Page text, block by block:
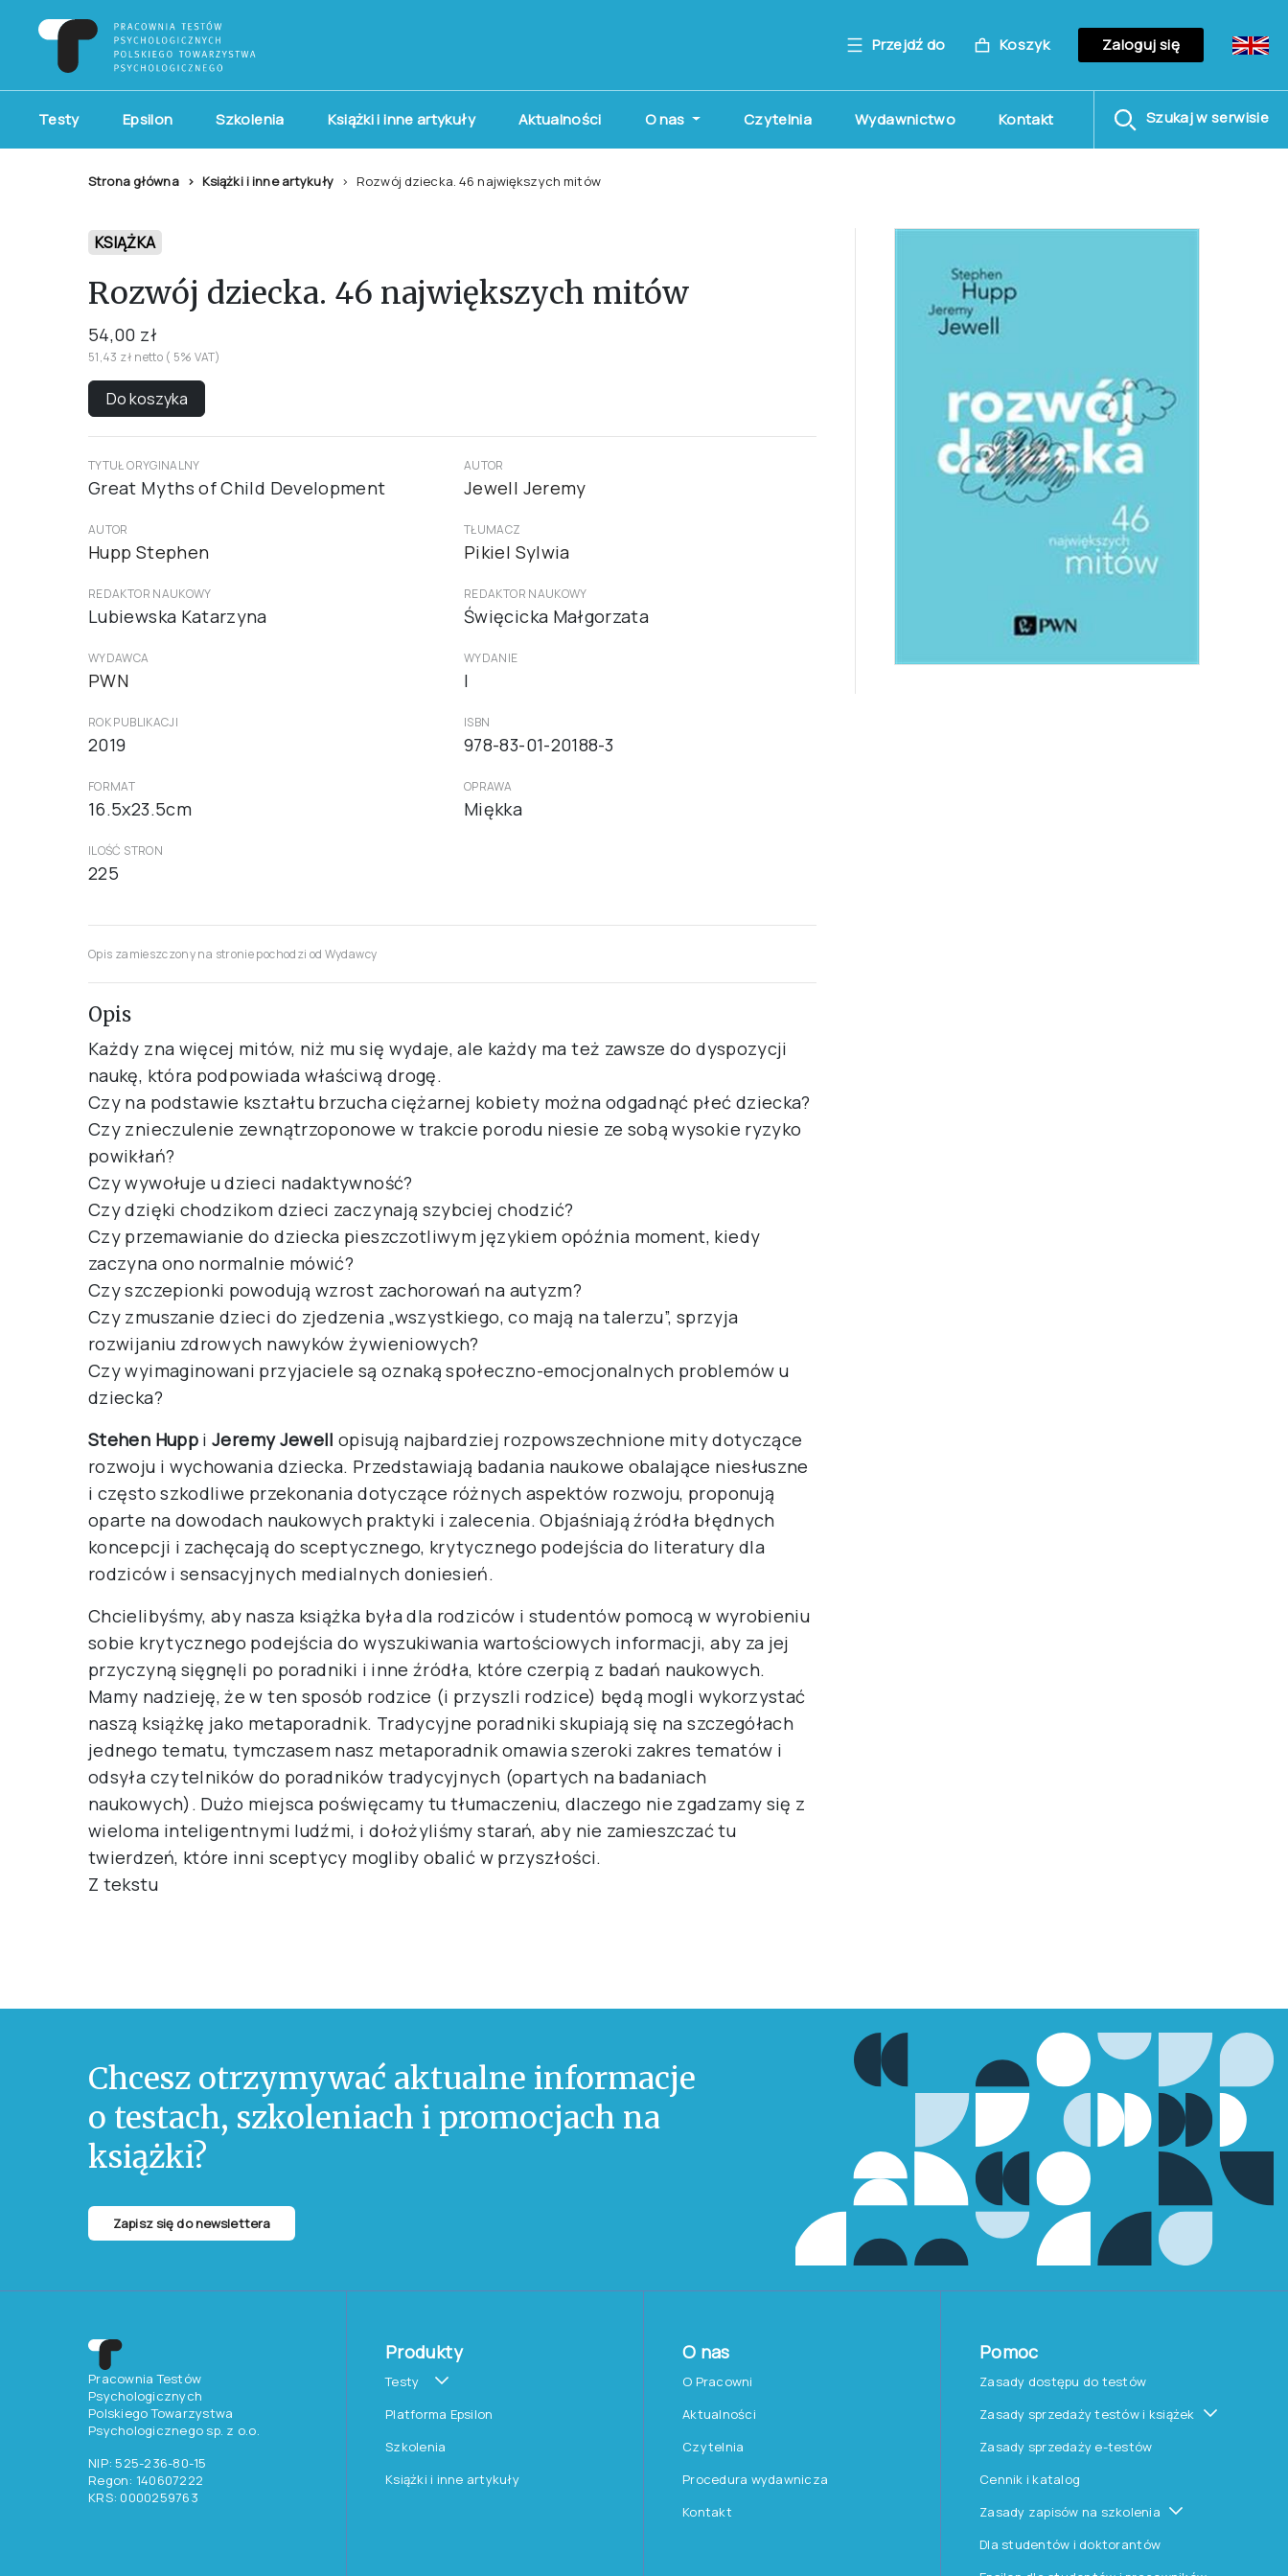
Przejdź do Koszyk Zaloguj się
Testy Epsilon Szkolenia Książki i inne artykuły Aktualności O nas Czytelnia Wydawnictwo Kontakt Szukaj w serwisie
Strona główna Książki i inne artykuły Rozwój dziecka. 46 największych mitów
KSIĄŻKA
Rozwój dziecka. 46 największych mitów
54,00 zł
51,43 zł netto ( 5% VAT)
Do koszyka
TYTUŁ ORYGINALNY
Great Myths of Child Development
AUTOR
Jewell Jeremy
AUTOR
Hupp Stephen
TŁUMACZ
Pikiel Sylwia
REDAKTOR NAUKOWY
Lubiewska Katarzyna
REDAKTOR NAUKOWY
Święcicka Małgorzata
WYDAWCA
PWN
WYDANIE
I
ROK PUBLIKACJI
2019
ISBN
978-83-01-20188-3
FORMAT
16.5x23.5cm
OPRAWA
Miękka
ILOŚĆ STRON
225
Opis zamieszczony na stronie pochodzi od Wydawcy
Opis
Każdy zna więcej mitów, niż mu się wydaje, ale każdy ma też zawsze do dyspozycji
naukę, która podpowiada właściwą drogę.
Czy na podstawie kształtu brzucha ciężarnej kobiety można odgadnąć płeć dziecka?
Czy znieczulenie zewnątrzoponowe w trakcie porodu niesie ze sobą wysokie ryzyko
powikłań?
Czy wywołuje u dzieci nadaktywność?
Czy dzięki chodzikom dzieci zaczynają szybciej chodzić?
Czy przemawianie do dziecka pieszczotliwym językiem opóźnia moment, kiedy
zaczyna ono normalnie mówić?
Czy szczepionki powodują wzrost zachorowań na autyzm?
Czy zmuszanie dzieci do zjedzenia „wszystkiego, co mają na talerzu”, sprzyja
rozwijaniu zdrowych nawyków żywieniowych?
Czy wyimaginowani przyjaciele są oznaką społeczno-emocjonalnych problemów u
dziecka?
Stehen HuppiJeremy Jewell opisują najbardziej rozpowszechnione mity dotyczące
rozwoju i wychowania dziecka. Przedstawiają badania naukowe obalające niesłuszne
i często szkodliwe przekonania dotyczące różnych aspektów rozwoju, proponują
oparte na dowodach naukowych praktyki i zalecenia. Objaśniają źródła błędnych
koncepcji i zachęcają do sceptycznego, krytycznego podejścia do literatury dla
rodziców i sensacyjnych medialnych doniesień.
Chcielibyśmy, aby nasza książka była dla rodziców i studentów pomocą w wyrobieniu
sobie krytycznego podejścia do wyszukiwania wartościowych informacji, aby za jej
przyczyną sięgnęli po poradniki i inne źródła, które czerpią z badań naukowych.
Mamy nadzieję, że w ten sposób rodzice (i przyszli rodzice) będą mogli wykorzystać
naszą książkę jako metaporadnik. Tradycyjne poradniki skupiają się na szczegółach
jednego tematu, tymczasem nasz metaporadnik omawia szeroki zakres tematów i
odsyła czytelników do poradników tradycyjnych (opartych na badaniach
naukowych). Dużo miejsca poświęcamy tu tłumaczeniu, dlaczego nie zgadzamy się z
wieloma inteligentnymi ludźmi, i dołożyliśmy starań, aby nie zamieszczać tu
twierdzeń, które inni sceptycy mogliby obalić w przyszłości.
Z tekstu
Chcesz otrzymywać aktualne informacje
o testach, szkoleniach i promocjach na
książki?
Zapisz się do newslettera
Pracownia Testów
Psychologicznych
Polskiego Towarzystwa
Psychologicznego sp. z o.o.
NIP: 525-236-80-15
Regon: 140607222
KRS: 0000259763
Produkty
Testy
Platforma Epsilon
Szkolenia
Książki i inne artykuły
O nas
O Pracowni
Aktualności
Czytelnia
Procedura wydawnicza
Kontakt
Pomoc
Zasady dostępu do testów
Zasady sprzedaży testów i książek
Zasady sprzedaży e-testów
Cennik i katalog
Zasady zapisów na szkolenia
Dla studentów i doktorantów